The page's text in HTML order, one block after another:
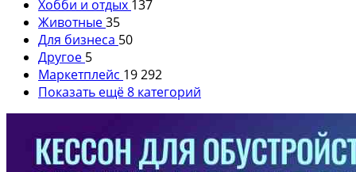
Хобби и отдых 137
Животные35
Для бизнеса 50
Другое 5
Маркетплейс 19 292
Показать ещё 8 категорий